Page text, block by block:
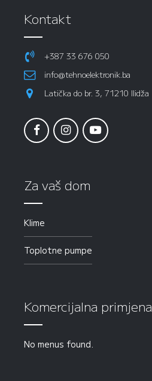
Kontakt
+387 33 676 050
info@tehnoelektronik.ba
Latička do br. 3, 71210 Ilidža
Za vaš dom
Klime
Toplotne pumpe
Komercijalna primjena
No menus found.